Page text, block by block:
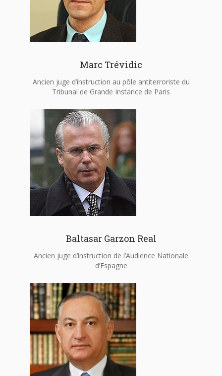
Marc Trévidic
Ancien juge d’instruction au pôle antiterroriste du
Tribunal de Grande Instance de Paris
Baltasar Garzon Real
Ancien juge d’instruction de l’Audience Nationale
d’Espagne